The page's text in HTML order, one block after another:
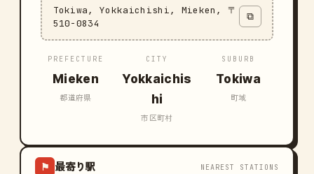
Tokiwa, Yokkaichishi, Mieken, 〒
510-0834
⧉
PREFECTURE
Mieken
都道府県
CITY
Yokkaichis
hi
市区町村
SUBURB
Tokiwa
町域
⚑ 最寄り駅 NEAREST STATIONS